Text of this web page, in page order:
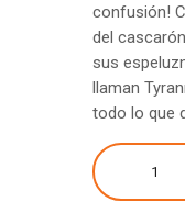
confusión!
del
sus
llaman
todo lo que
Drip